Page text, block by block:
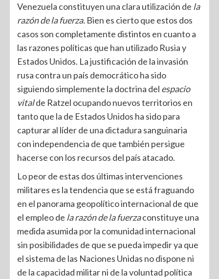
Venezuela constituyen una clara utilización de la
razón de la fuerza. Bien es cierto que estos dos
casos son completamente distintos en cuanto a
las razones políticas que han utilizado Rusia y
Estados Unidos. La justificación de la invasión
rusa contra un país democrático ha sido
siguiendo simplemente la doctrina del espacio
vitalde Ratzel ocupando nuevos territorios en
tanto que la de Estados Unidos ha sido para
capturar al líder de una dictadura sanguinaria
con independencia de que también persigue
hacerse con los recursos del país atacado.
Lo peor de estas dos últimas intervenciones
militares es la tendencia que se está fraguando
en el panorama geopolítico internacional de que
el empleo de la razón de la fuerzaconstituye una
medida asumida por la comunidad internacional
sin posibilidades de que se pueda impedir ya que
el sistema de las Naciones Unidas no dispone ni
de la capacidad militar ni de la voluntad política